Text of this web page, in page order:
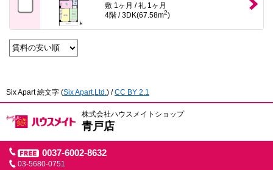
敷 1ヶ月 / 礼 1ヶ月
4階 / 3DK(67.58m2)
Six Apart 絵文字 (Six Apart,Ltd.) /CC BY 2.1
株式会社ハウスメイトショップ
青戸店
0037-6002-8632
03-5680-0751